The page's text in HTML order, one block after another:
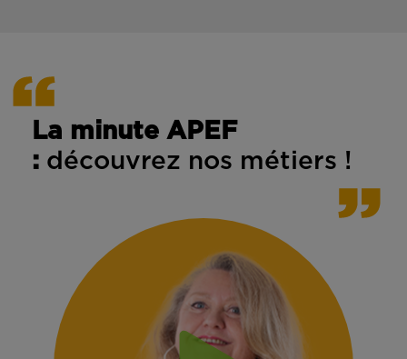
La minute APEF
: découvrez nos métiers !